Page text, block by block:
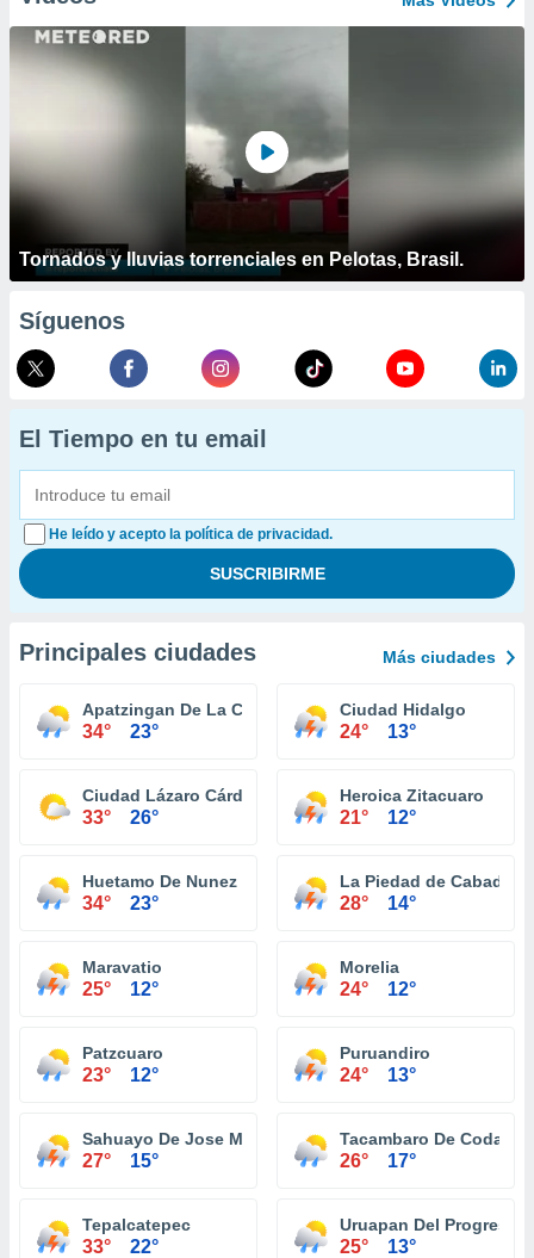
Tornados y lluvias torrenciales en Pelotas, Brasil.
Síguenos
El Tiempo en tu email
He leído y acepto la política de privacidad.
Principales ciudades Más ciudades
Apatzingan De La Constitucion
34° 23°
Ciudad Hidalgo
24° 13°
Ciudad Lázaro Cárdenas
33° 26°
Heroica Zitacuaro
21° 12°
Huetamo De Nunez
34° 23°
La Piedad de Cabadas
28° 14°
Maravatio
25° 12°
Morelia
24° 12°
Patzcuaro
23° 12°
Puruandiro
24° 13°
Sahuayo De Jose Maria Morelos
27° 15°
Tacambaro De Codallos
26° 17°
Tepalcatepec
33° 22°
Uruapan Del Progreso
25° 13°